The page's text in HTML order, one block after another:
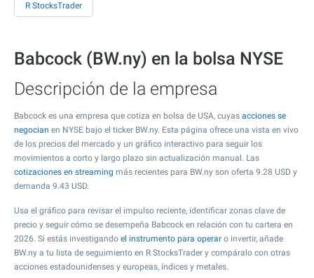
R StocksTrader
Babcock (BW.ny) en la bolsa NYSE
Descripción de la empresa
Babcock es una empresa que cotiza en bolsa de USA, cuyas acciones se
negocian en NYSE bajo el ticker BW.ny. Esta página ofrece una vista en vivo
de los precios del mercado y un gráfico interactivo para seguir los
movimientos a corto y largo plazo sin actualización manual. Las
cotizaciones en streaming más recientes para BW.ny son oferta 9.28 USD y
demanda 9.43 USD.
Usa el gráfico para revisar el impulso reciente, identificar zonas clave de
precio y seguir cómo se desempeña Babcock en relación con tu cartera en
2026. Si estás investigando el instrumento para operar o invertir, añade
BW.ny a tu lista de seguimiento en R StocksTrader y compáralo con otras
acciones estadounidenses y europeas, índices y metales.